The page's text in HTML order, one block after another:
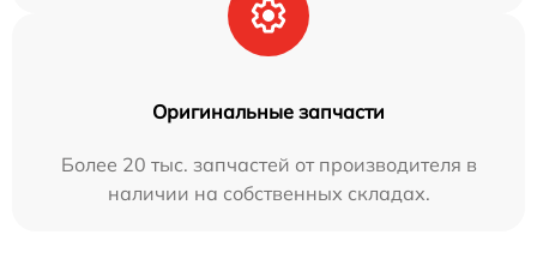
Оригинальные запчасти
Более 20 тыс. запчастей от производителя в
наличии на собственных складах.